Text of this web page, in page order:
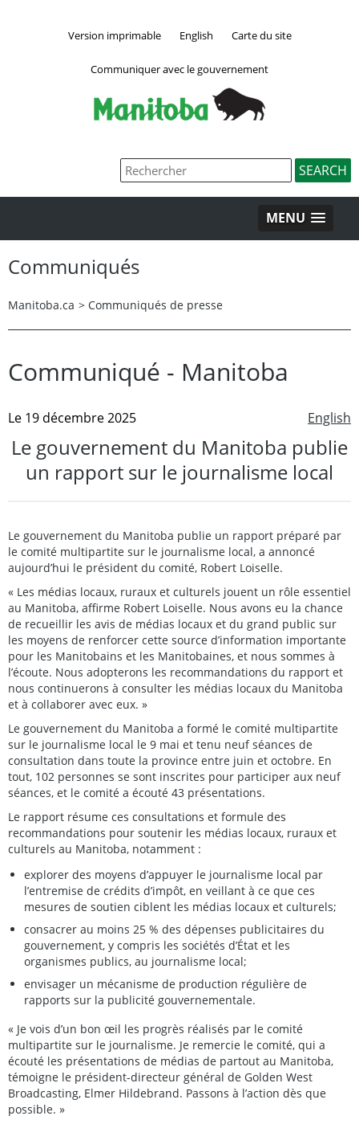
Version imprimable English Carte du site
Communiquer avec le gouvernement
MENU
Communiqués
Manitoba.ca > Communiqués de presse
Communiqué - Manitoba
English
Le 19 décembre 2025
Le gouvernement du Manitoba publie
un rapport sur le journalisme local
Le gouvernement du Manitoba publie un rapport préparé par
le comité multipartite sur le journalisme local, a annoncé
aujourd’hui le président du comité, Robert Loiselle.
« Les médias locaux, ruraux et culturels jouent un rôle essentiel
au Manitoba, affirme Robert Loiselle. Nous avons eu la chance
de recueillir les avis de médias locaux et du grand public sur
les moyens de renforcer cette source d’information importante
pour les Manitobains et les Manitobaines, et nous sommes à
l’écoute. Nous adopterons les recommandations du rapport et
nous continuerons à consulter les médias locaux du Manitoba
et à collaborer avec eux. »
Le gouvernement du Manitoba a formé le comité multipartite
sur le journalisme local le 9 mai et tenu neuf séances de
consultation dans toute la province entre juin et octobre. En
tout, 102 personnes se sont inscrites pour participer aux neuf
séances, et le comité a écouté 43 présentations.
Le rapport résume ces consultations et formule des
recommandations pour soutenir les médias locaux, ruraux et
culturels au Manitoba, notamment :
explorer des moyens d’appuyer le journalisme local par
l’entremise de crédits d’impôt, en veillant à ce que ces
mesures de soutien ciblent les médias locaux et culturels;
consacrer au moins 25 % des dépenses publicitaires du
gouvernement, y compris les sociétés d’État et les
organismes publics, au journalisme local;
envisager un mécanisme de production régulière de
rapports sur la publicité gouvernementale.
« Je vois d’un bon œil les progrès réalisés par le comité
multipartite sur le journalisme. Je remercie le comité, qui a
écouté les présentations de médias de partout au Manitoba,
témoigne le président-directeur général de Golden West
Broadcasting, Elmer Hildebrand. Passons à l’action dès que
possible. »